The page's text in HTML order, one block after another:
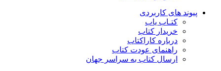
پیوند های کاربردی
کتـاب یاب
خریدار کتاب
درباره کاراکتاب
راهنمای عودت کتاب
ارسال کتاب به سراسر جهان